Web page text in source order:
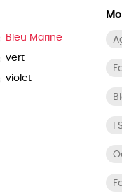
Bleu Marine
vert
violet